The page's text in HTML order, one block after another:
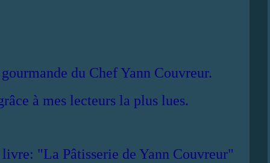
du Chef Yann Couvreur.
à mes lecteurs la plus lues.
"La Pâtisserie de Yann Couvreur"